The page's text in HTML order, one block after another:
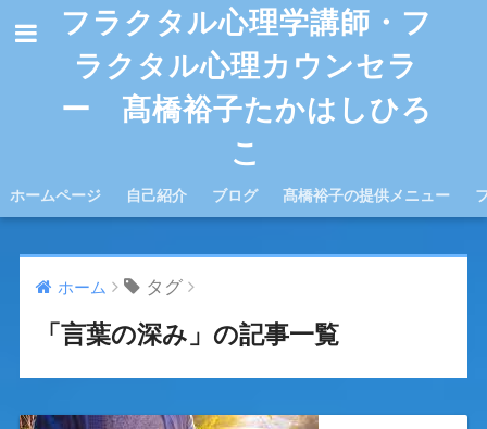
フラクタル心理学講師・フ
ラクタル心理カウンセラ
ー 髙橋裕子たかはしひろ
こ
ホームページ 自己紹介 ブログ 髙橋裕子の提供メニュー
ホーム タグ
「言葉の深み」の記事一覧